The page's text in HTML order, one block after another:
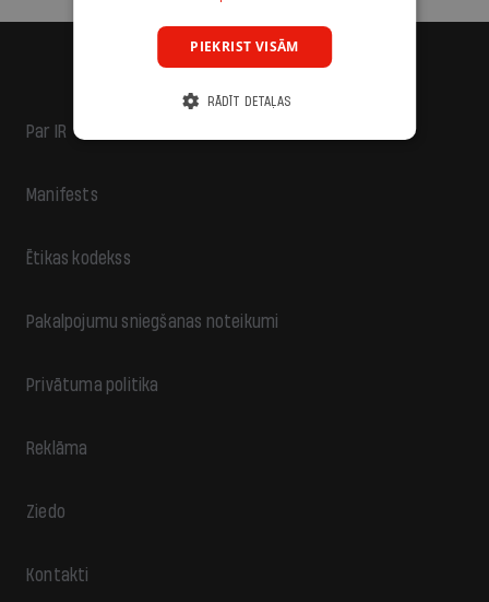
Par IR
Manifests
Ētikas kodekss
Pakalpojumu sniegšanas noteikumi
Privātuma politika
Reklāma
Ziedo
Kontakti
PIEKRIST VISĀM
RĀDĪT DETAĻAS